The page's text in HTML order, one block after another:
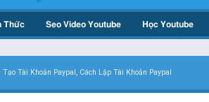
Thức Seo Video Youtube Học Youtube
Tạo Tài Khoản Paypal, Cách Lập Tài Khoản Paypal